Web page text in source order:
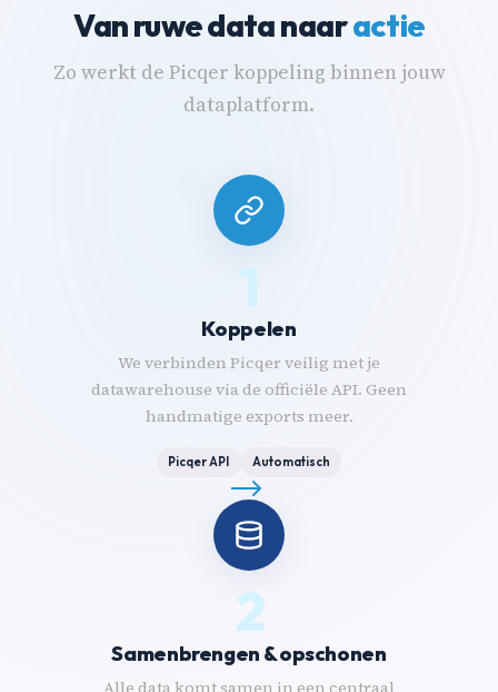
Van ruwe data naaractie
Zo werkt de Picqer koppeling binnen jouw
dataplatform.
1
Koppelen
We verbinden Picqer veilig met je
datawarehouse via de officiële API. Geen
handmatige exports meer.
Picqer API Automatisch
2
Samenbrengen & opschonen